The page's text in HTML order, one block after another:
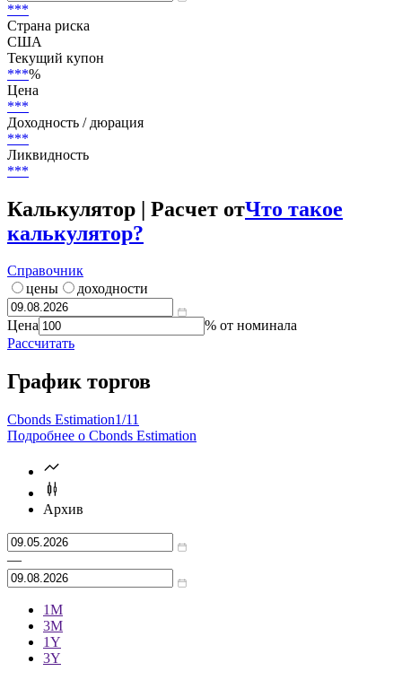
***
Страна риска
США
Текущий купон
***%
Цена
***
Доходность / дюрация
***
Ликвидность
***
Калькулятор | Расчет отЧто такое
калькулятор?
Справочник
цены
доходности
Цена
% от номинала
Рассчитать
График торгов
Cbonds Estimation1/11
Подробнее о Cbonds Estimation
Архив
—
1М
3М
1Y
3Y